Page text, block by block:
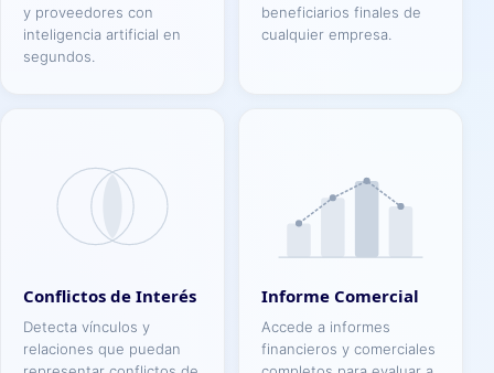
y proveedores con
inteligencia artificial en
segundos.
beneficiarios finales de
cualquier empresa.
Conflictos de Interés
Detecta vínculos y
relaciones que puedan
Informe Comercial
Accede a informes
financieros y comerciales